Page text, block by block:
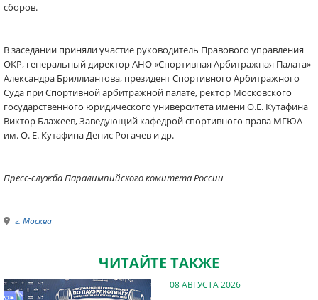
сборов.
В заседании приняли участие руководитель Правового управления
ОКР, генеральный директор АНО «Спортивная Арбитражная Палата»
Александра Бриллиантова, президент Спортивного Арбитражного
Суда при Спортивной арбитражной палате, ректор Московского
государственного юридического университета имени О.Е. Кутафина
Виктор Блажеев, Заведующий кафедрой спортивного права МГЮА
им. О. Е. Кутафина Денис Рогачев и др.
Пресс-служба Паралимпийского комитета России
г. Москва
ЧИТАЙТЕ ТАКЖЕ
08 АВГУСТА 2026